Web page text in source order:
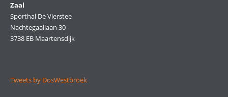
Zaal
Sporthal De Vierstee
Nachtegaallaan 30
3738 EB Maartensdijk
Tweets by DosWestbroek